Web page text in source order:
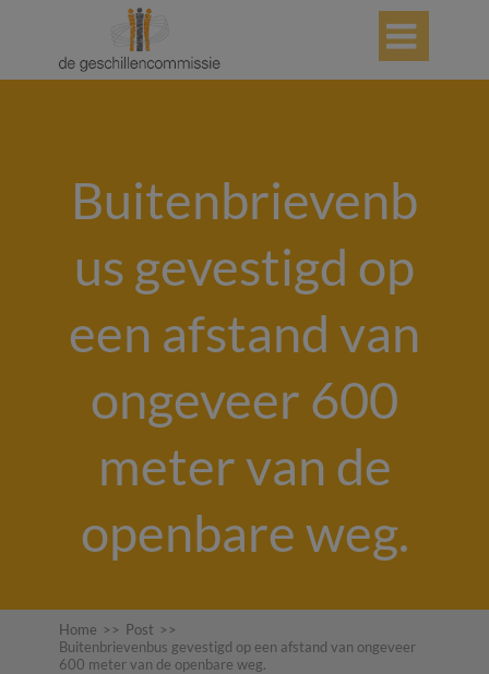

Buitenbrievenb
us gevestigd op
een afstand van
ongeveer 600
meter van de
openbare weg.
Home >> Post >>
Buitenbrievenbus gevestigd op een afstand van ongeveer
600 meter van de openbare weg.